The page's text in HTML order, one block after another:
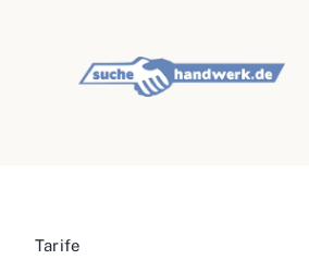
Tarife